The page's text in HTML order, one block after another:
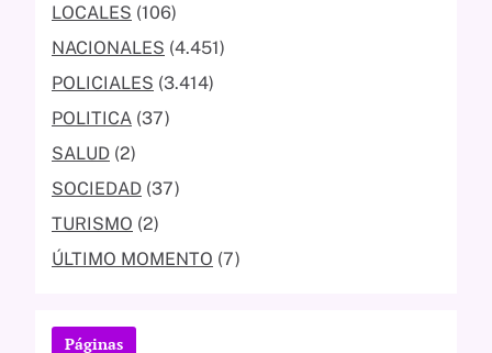
LOCALES (106)
NACIONALES (4.451)
POLICIALES (3.414)
POLITICA (37)
SALUD (2)
SOCIEDAD (37)
TURISMO (2)
ÚLTIMO MOMENTO (7)
Páginas